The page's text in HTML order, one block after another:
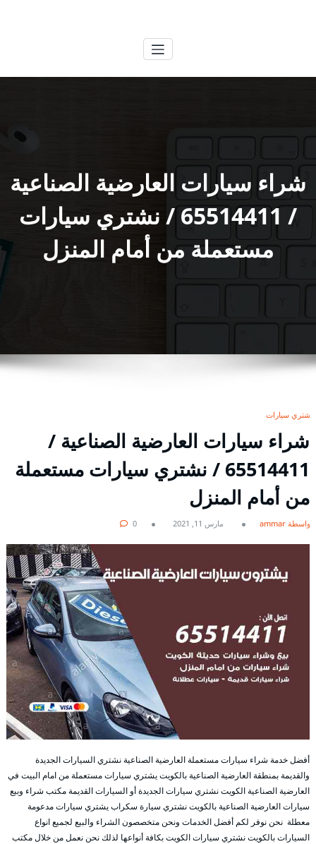
شراء سيارات العارضية الصناعية
/ 65514411 / نشتري سيارات
مستعملة من أمام المنزل
نشتري سيارات
شراء سيارات العارضية الصناعية /
65514411 / نشتري سيارات مستعملة
من أمام المنزل
بواسطة ammar مارس 11, 2021 0
أفضل خدمة شراء سيارات مستعملة العارضية الصناعية نشتري السيارات الجديدة
والقديمة بمنطقة العارضية الصناعية بالكويت يشتري سيارات مستعملة من امام البيت في
العارضية الصناعية الكويت نشتري سيارات الجديدة أو السيارات القديمة مكتب شراء وبيع
سيارات العارضية الصناعية بالكويت نشتري سيارة سكراب يشتري سيارات مدعومة
معطلة نحن نوفر لكم أفضل الخدمات ونحن متخصصون الشراء والبيع لجميع انواع
السيارات بالكويت نشتري سيارات الكويت بكافة أنواعها لذلك نحن نعمل من خلال مكتب